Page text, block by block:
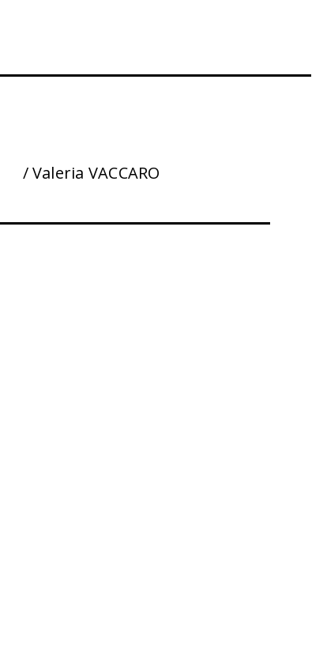
/ Valeria VACCARO